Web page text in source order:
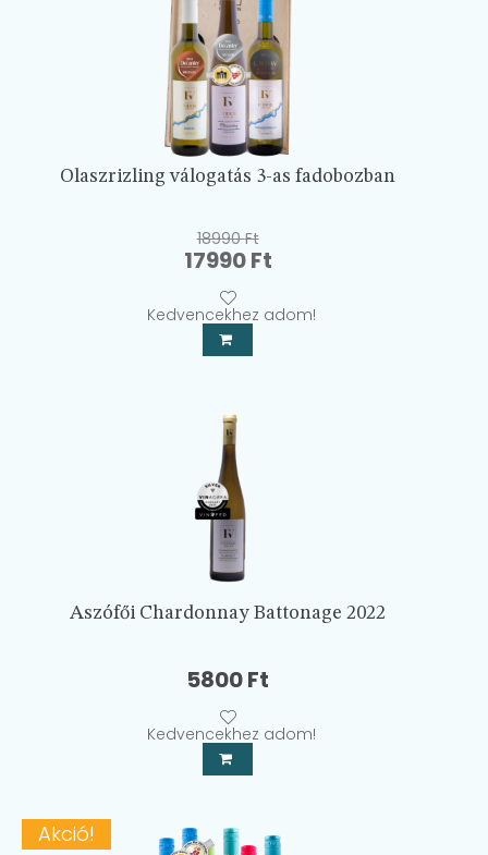
Olaszrizling válogatás 3-as fadobozban
18990Ft
Original
price
was:
18990 Ft.
17990FtCurrent
is:
Kedvencekhez adom!
Aszófői Chardonnay Battonage 2022
5800Ft
Kedvencekhez adom!
Akció!